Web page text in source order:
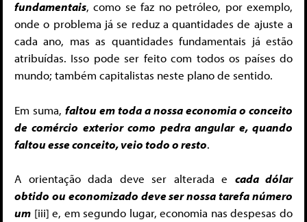
fundamentais, como se faz no petróleo, por exemplo,
onde o problema já se reduz a quantidades de ajuste a
cada ano, mas as quantidades fundamentais já estão
atribuídas. Isso pode ser feito com todos os países do
mundo; também capitalistas neste plano de sentido.
Em suma, faltou em toda a nossa economia o conceito
de comércio exterior como pedra angular e, quando
faltou esse conceito, veio todo o resto.
A orientação dada deve ser alterada e cada dólar
obtido ou economizado deve ser nossa tarefa número
um [iii] e, em segundo lugar, economia nas despesas do